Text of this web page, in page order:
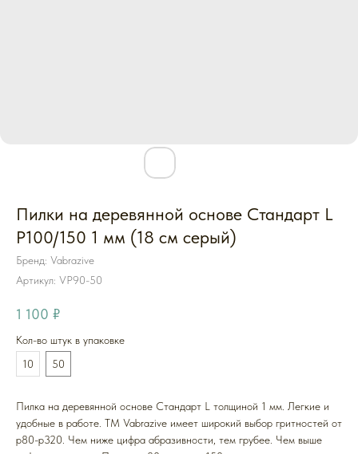
Пилки на деревянной основе Стандарт L
P100/150 1 мм (18 см серый)
Бренд: Vabrazive
Артикул: VP90-50
1 100 ₽
Кол-во штук в упаковке
10
50
Пилка на деревянной основе Стандарт L толщиной 1 мм. Легкие и
удобные в работе. ТМ Vabrazive имеет широкий выбор гритностей от
p80-p320. Чем ниже цифра абразивности, тем грубее. Чем выше